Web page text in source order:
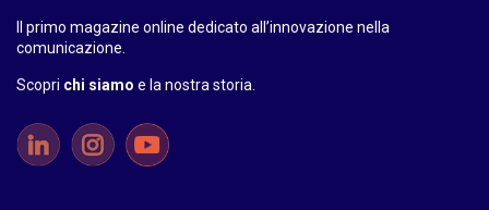
Il primo magazine online dedicato all’innovazione nella
comunicazione.
Scopri chi siamo e la nostra storia